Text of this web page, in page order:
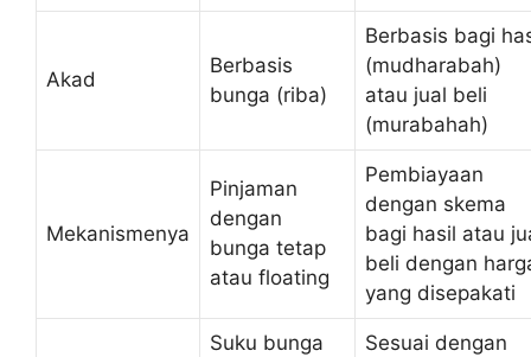
Akad
Berbasis
bunga (riba)
Berbasis bagi
(mudharabah)
atau jual beli
(murabahah)
Mekanismenya
Pinjaman
dengan
bunga tetap
atau floating
Pembiayaan
dengan skema
bagi hasil atau
beli dengan
yang disepakati
Suku bunga
Sesuai dengan